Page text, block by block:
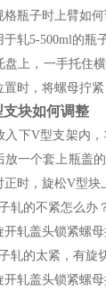
格瓶子时上臂如何
于轧5-500ml的瓶
盘上，一手托住
置时，将螺母拧
支块如何调整
入下V型支架内
放一个套上瓶盖
正时，旋松V型块
轧的不紧怎么办
开轧盖头锁紧螺
轧的太紧，有旋
开轧盖头锁紧螺